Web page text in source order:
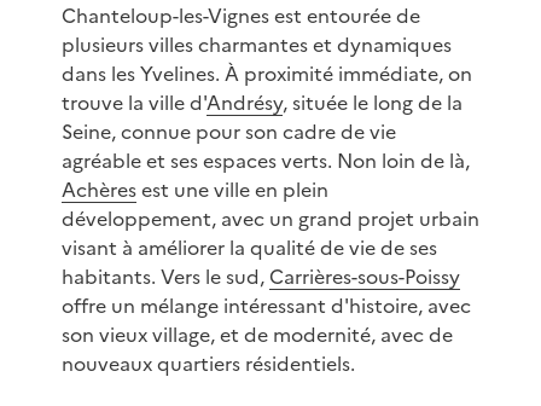
Chanteloup-les-Vignes est entourée de
plusieurs villes charmantes et dynamiques
dans les Yvelines. À proximité immédiate, on
trouve la ville d'Andrésy, située le long de la
Seine, connue pour son cadre de vie
agréable et ses espaces verts. Non loin de là,
Achèresest une ville en plein
développement, avec un grand projet urbain
visant à améliorer la qualité de vie de ses
habitants. Vers le sud, Carrières-sous-Poissy
offre un mélange intéressant d'histoire, avec
son vieux village, et de modernité, avec de
nouveaux quartiers résidentiels.